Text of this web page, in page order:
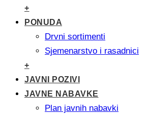
+
PONUDA
Drvni sortimenti
Sjemenarstvo i rasadnici
+
JAVNI POZIVI
JAVNE NABAVKE
Plan javnih nabavki